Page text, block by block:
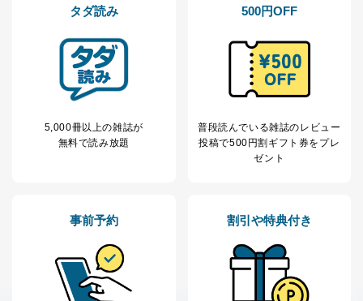
説明させていただきます。
①利用目的を本人に通知し、又は公表することによって
本人又は第三者の生命、身体、財産その他の権利利益を
害するおそれがある場合
②利用目的を本人に通知し、又は公表することによって
当該事業者の権利又は正当な利益を害するおそれがある
③国の機関又は地方公共団体が法令の定める事務を遂行
することに対して協力する必要がある場合であって、利
用目的を本人に通知し、又は公表することによって当該
開示対象個人情報については、保有個人データの本人ま
（内容の訂正、追加または削除）、利用停止等（「利用
の停止または消去」「第三者への提供の停止」）の求め
に対応させていただいております。 当社顧客の皆様の
タダ読み
5,000冊以上の雑誌が
無料で読み放題
500円OFF
普段読んでいる雑誌のレビュー
投稿で500円割ギフト券をプレ
ゼント
事前予約 割引や特典付き